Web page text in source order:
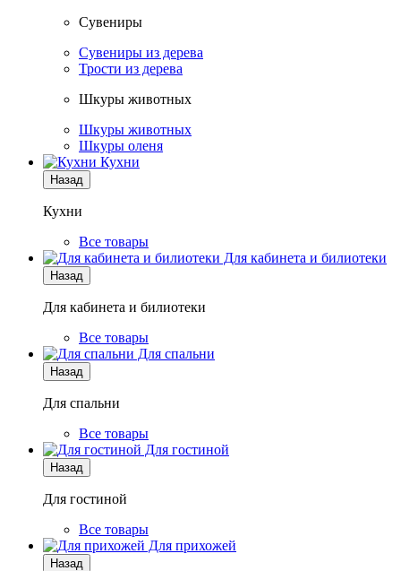
Сувениры
Сувениры из дерева
Трости из дерева
Шкуры животных
Шкуры животных
Шкуры оленя
Кухни
Назад
Кухни
Все товары
Для кабинета и билиотеки
Назад
Для кабинета и билиотеки
Все товары
Для спальни
Назад
Для спальни
Все товары
Для гостиной
Назад
Для гостиной
Все товары
Для прихожей
Назад